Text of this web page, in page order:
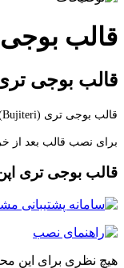
قالب بوجی
قالب بوجی تری
قالب بوجی تری (Bujiteri) از قالب های زیبای اپن کارت می باشد که برا ی انواع مختلف فروشگاه از جمله زیور آلات، جواهرات، لباس، فشن، موبایل و ... مناسب می باشد، این قالب از زبان فارسی پشتیبانی می کند.
برای نصب قالب بعد از
قالب بوجی تری اپن
هیچ نظری برای این